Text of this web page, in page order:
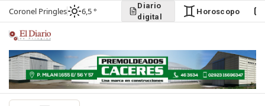
Coronel Pringles 6,5 °
Diario
digital
Horoscopo